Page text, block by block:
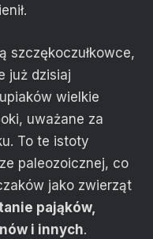
szczękoczułkowce,
już dzisiaj
wielkie
uważane za
To te istoty
paleozoicznej, co
jako zwierząt
pająków,
i innych.